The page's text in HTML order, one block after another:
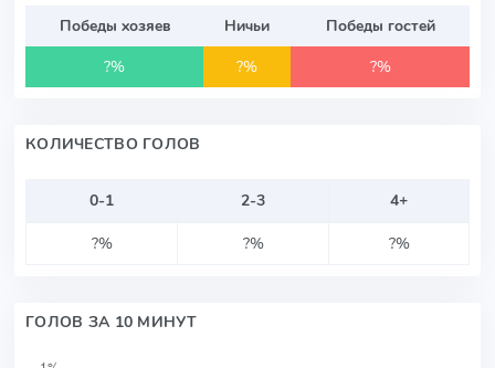
Победы хозяев Ничьи
Победы гостей
?%
?% ?%
КОЛИЧЕСТВО ГОЛОВ
0-1 2-3
4+
?%
?% ?%
ГОЛОВ ЗА 10 МИНУТ